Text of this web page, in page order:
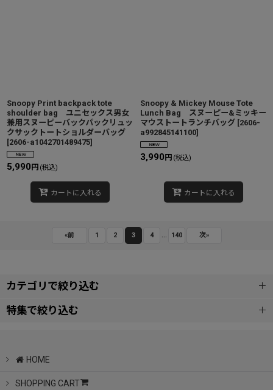
Snoopy Print backpack tote
shoulder bag ユニセックス男女
兼用スヌーピーバックパックリュッ
クサックトートショルダーバッグ
[2606-a1042701489475]
5,990 円 (税込)
カートに入れる
Snoopy & Mickey Mouse Tote
Lunch Bag スヌーピー&ミッキー
マウストートランチバッグ [2606-
a992845141100]
3,990 円 (税込)
カートに入れる
«前 1 2 3 4 140 次»
カテゴリで絞り込む
MEN
KIDS&BABIES
特集で絞り込む
UGG /アグ
HOME
SHOPPING CART